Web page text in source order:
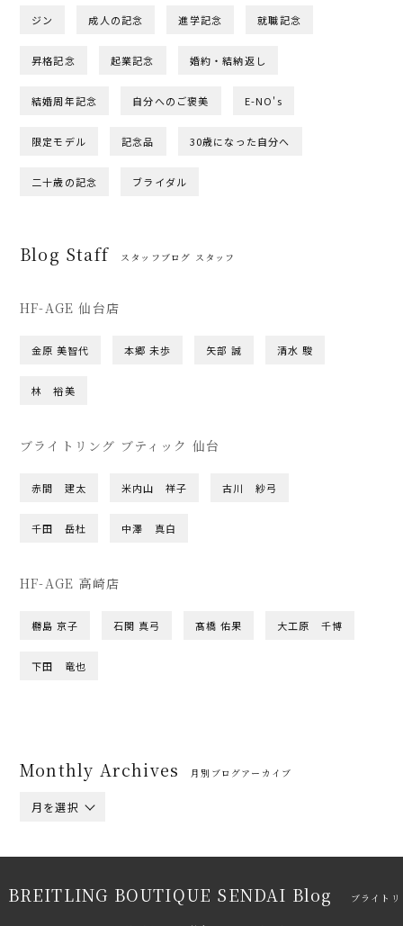
ジン 成人の記念 進学記念 就職記念
昇格記念 起業記念 婚約・結納返し
結婚周年記念 自分へのご褒美 E-NO's
限定モデル 記念品 30歳になった自分へ
二十歳の記念 ブライダル
Blog Staff スタッフブログ スタッフ
HF-AGE 仙台店
金原 美智代 本郷 未歩 矢部 誠 清水 駿
林 裕美
ブライトリング ブティック 仙台
赤間 建太 米内山 祥子 古川 紗弓
千田 岳杜 中澤 真白
HF-AGE 高崎店
橳島 京子 石関 真弓 髙橋 佑果 大工原 千博
下田 竜也
Monthly Archives 月別ブログアーカイブ
月を選択
BREITLING BOUTIQUE SENDAI Blog ブライトリ